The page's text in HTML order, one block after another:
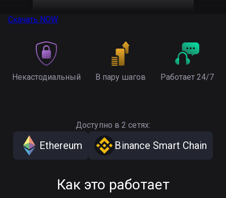
Скачать NOW
Некастодиальный В пару шагов Работает 24/7
Доступно в 2 сетях:
Ethereum Binance Smart Chain
Как это работает